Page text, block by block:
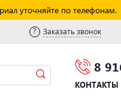
уточняйте по телефонам.
Заказать звонок
8